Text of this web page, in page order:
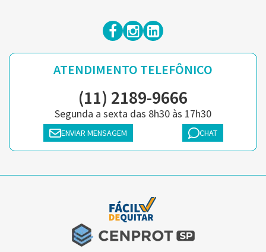
ATENDIMENTO TELEFÔNICO
(11) 2189-9666
Segunda a sexta das 8h30 às 17h30
ENVIAR MENSAGEM CHAT